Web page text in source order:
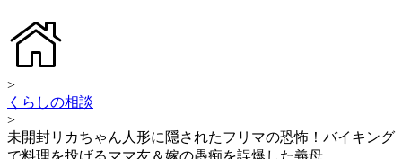
>
くらしの相談
>
未開封リカちゃん人形に隠されたフリマの恐怖！バイキング
で料理を投げるママ友＆嫁の愚痴を誤爆した義母